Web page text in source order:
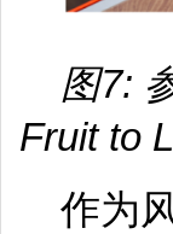
图7:
Fruit to
作为